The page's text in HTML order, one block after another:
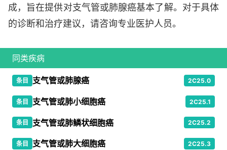
成，旨在提供对支气管或肺腺癌基本了解。对于具体
的诊断和治疗建议，请咨询专业医护人员。
同类疾病
条目 支气管或肺腺癌 2C25.0
条目 支气管或肺小细胞癌 2C25.1
条目 支气管或肺鳞状细胞癌 2C25.2
条目 支气管或肺大细胞癌 2C25.3